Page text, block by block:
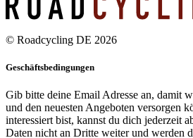
© Roadcycling DE 2026
Geschäftsbedingungen
Gib bitte deine Email Adresse an, damit
und den neuesten Angeboten versorgen
interessiert bist, kannst du dich jederzeit
Daten nicht an Dritte weiter und werden